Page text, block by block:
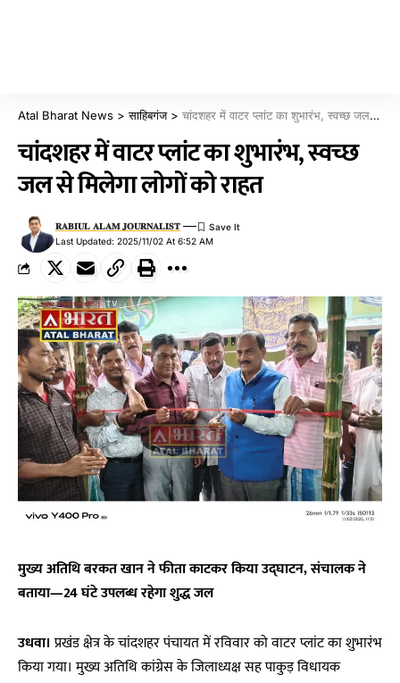
Atal Bharat News >साहिबगंज> चांदशहर में वाटर प्लांट का शुभारंभ, स्वच्छ जल से मिलेगा लोगों को राहत
चांदशहर में वाटर प्लांट का शुभारंभ, स्वच्छ
जल से मिलेगा लोगों को राहत
Last Updated: 2025/11/02 At 6:52 AM
𝐑𝐀𝐁𝐈𝐔𝐋 𝐀𝐋𝐀𝐌 𝐉𝐎𝐔𝐑𝐍𝐀𝐋𝐈𝐒𝐓
मुख्य अतिथि बरकत खान ने फीता काटकर किया उद्घाटन, संचालक ने
बताया—24 घंटे उपलब्ध रहेगा शुद्ध जल
उधवा।प्रखंड क्षेत्र के चांदशहर पंचायत में रविवार को वाटर प्लांट का शुभारंभ
किया गया। मुख्य अतिथि कांग्रेस के जिलाध्यक्ष सह पाकुड़ विधायक